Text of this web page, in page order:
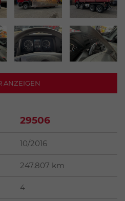
MEHR ANZEIGEN
29506
10/2016
247.807 km
4